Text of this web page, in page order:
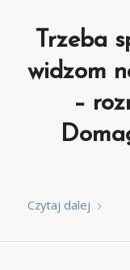
Trzeba
widzom
–
Czytaj dalej